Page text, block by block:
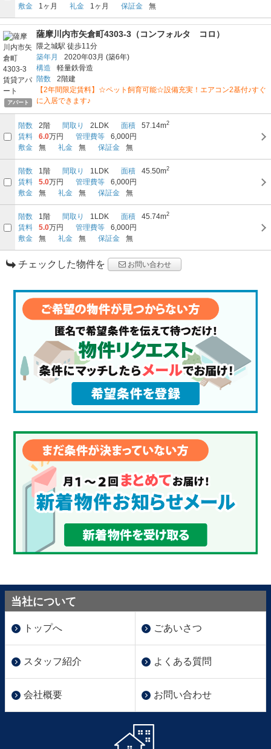
敷金
1ヶ月 礼金 1ヶ月 保証金 無
アパート
薩摩川内市矢倉町4303-3（コンフォルタ コロ）
隈之城駅 徒歩11分
築年月
2020年03月 (築6年)
構造
軽量鉄骨造
階数
2階建
【2年間限定賃料】☆ペット飼育可能☆設備充実！エアコン2基付♪すぐ
に入居できます♪
階数 2階 間取り 2LDK 面積 57.14m2
賃料 6.0万円 管理費等
6,000円
敷金
無 礼金 無 保証金 無
階数 1階 間取り 1LDK 面積 45.50m2
賃料 5.0万円 管理費等
6,000円
敷金
無 礼金 無 保証金 無
階数 1階 間取り 1LDK 面積 45.74m2
賃料 5.0万円 管理費等
6,000円
敷金
無 礼金 無 保証金 無
チェックした物件を お問い合わせ
当社について
トップへ ごあいさつ
スタッフ紹介 よくある質問
会社概要 お問い合わせ